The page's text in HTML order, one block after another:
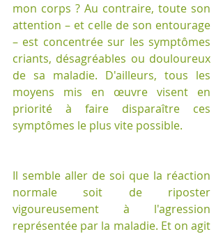
mon corps ? Au contraire, toute son
attention – et celle de son entourage
– est concentrée sur les symptômes
criants, désagréables ou douloureux
de sa maladie. D'ailleurs, tous les
moyens mis en œuvre visent en
priorité à faire disparaître ces
symptômes le plus vite possible.
Il semble aller de soi que la réaction
normale soit de riposter
vigoureusement à l'agression
représentée par la maladie. Et on agit